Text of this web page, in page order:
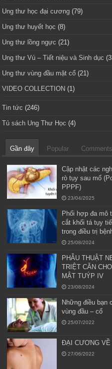
Ung thư học đại cương (79)
Ung thư huyết học (8)
Ung thư lồng ngực (21)
Ung thư Vú – Tiết niệu và Sinh dục
Ung thư vùng đầu mặt cổ (21)
VIDEO COLLECTION (1)
Tin tức (246)
Tủ sách Ung Thư Học (4)
Gần đây Popular Comments
Cập nhật các
rò tụy sau mổ
PPPF)
23/04/2025
Phối hợp đa mô
cắt khối tá tụy
trong điều trị
25/08/2024
PHẪU THUẬT
TRIỆT CĂN
MẬT TUÝP IV
23/08/2024
Những điều bạn
vùng đầu – cổ
25/07/2022
ĐẠI CƯƠNG VỀ
27/06/2022